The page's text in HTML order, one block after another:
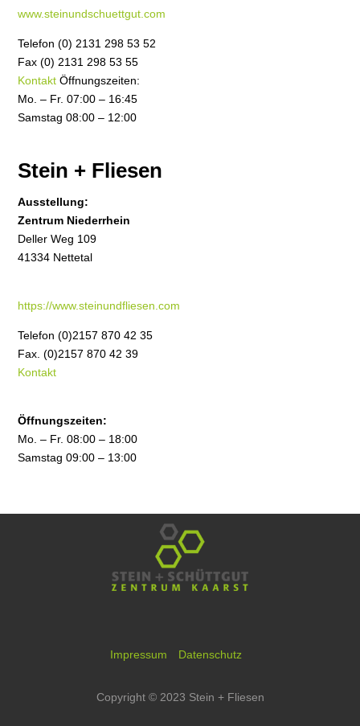
www.steinundschuettgut.com
Telefon (0) 2131 298 53 52
Fax (0) 2131 298 53 55
Kontakt Öffnungszeiten:
Mo. – Fr. 07:00 – 16:45
Samstag 08:00 – 12:00
Stein + Fliesen
Ausstellung:
Zentrum Niederrhein
Deller Weg 109
41334 Nettetal
https://www.steinundfliesen.com
Telefon (0)2157 870 42 35
Fax. (0)2157 870 42 39
Kontakt
Öffnungszeiten:
Mo. – Fr. 08:00 – 18:00
Samstag 09:00 – 13:00
Impressum Datenschutz
Copyright © 2023 Stein + Fliesen